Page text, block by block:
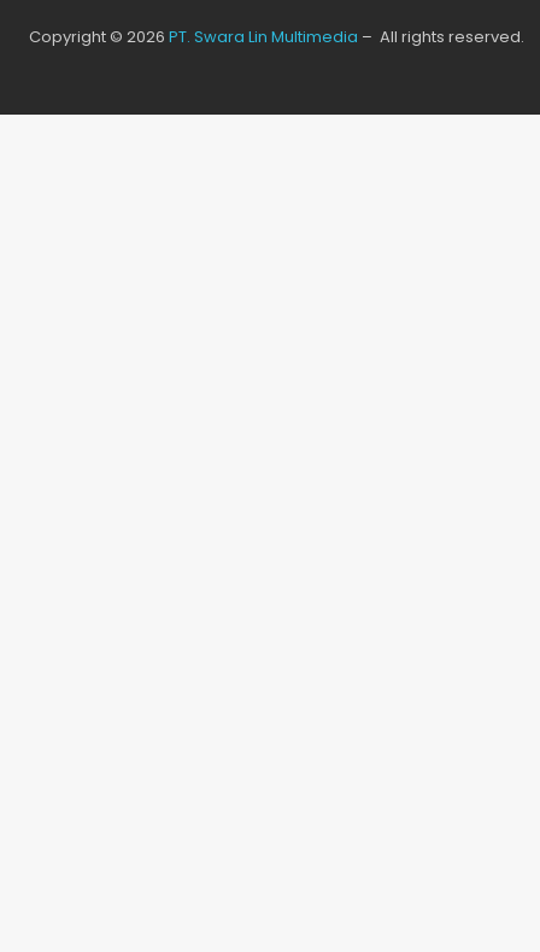
Copyright © 2026 PT. Swara Lin Multimedia – All rights reserved.